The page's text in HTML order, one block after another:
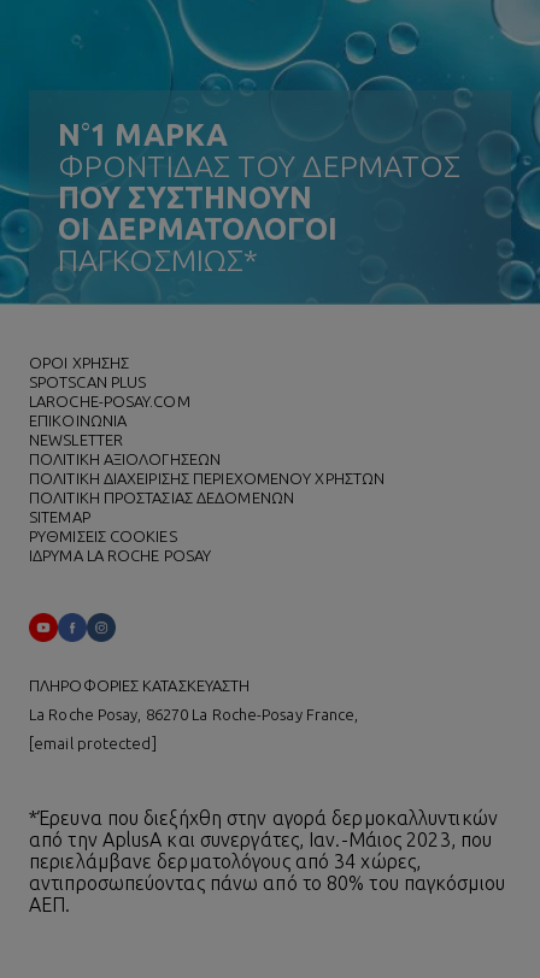
N°1 ΜΑΡΚΑ
ΦΡΟΝΤΙΔΑΣ ΤΟΥ ΔΕΡΜΑΤΟΣ
ΠΟΥ ΣΥΣΤΗΝΟΥΝ
ΟΙ ΔΕΡΜΑΤΟΛΟΓΟΙ
ΠΑΓΚΟΣΜΙΩΣ*
ΌΡΟΙ ΧΡΗΣΗΣ
SPOTSCAN PLUS
LAROCHE-POSAY.COM
ΕΠΙΚΟΙΝΩΝΙΑ
NEWSLETTER
ΠΟΛΙΤΙΚΗ ΑΞΙΟΛΟΓΗΣΕΩΝ
ΠΟΛΙΤΙΚΗ ΔΙΑΧΕΙΡΙΣΗΣ ΠΕΡΙΕΧΟΜΕΝΟΥ ΧΡΗΣΤΩΝ
ΠΟΛΙΤΙΚΗ ΠΡΟΣΤΑΣΙΑΣ ΔΕΔΟΜΕΝΩΝ
SITEMAP
ΡΥΘΜΙΣΕΙΣ COOKIES
ΙΔΡΥΜΑ LA ROCHE POSAY
ΠΛΗΡΟΦΟΡΙΕΣ ΚΑΤΑΣΚΕΥΑΣΤΗ
La Roche Posay, 86270 La Roche-Posay France,
[email protected]
*Έρευνα που διεξήχθη στην αγορά δερμοκαλλυντικών
από την AplusA και συνεργάτες, Ιαν.-Μάιος 2023, που
περιελάμβανε δερματολόγους από 34 χώρες,
αντιπροσωπεύοντας πάνω από το 80% του παγκόσμιου
ΑΕΠ.